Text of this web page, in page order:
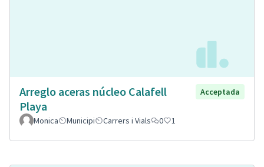
Arreglo aceras núcleo Calafell
Playa
Acceptada
Monica Municipi Carrers i Vials 0 1